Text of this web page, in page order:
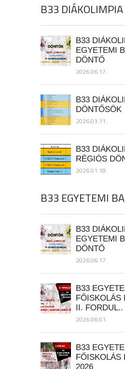
B33 DIÁKOLIMPIA
B33
EGYETEMI
DÖNTŐ
2026.06.17.
B33
DÖNTŐSÖK
2026.03.11.
B33
RÉGIÓS
2026.01.18.
B33 EGYETEMI
B33
EGYETEMI
DÖNTŐ
2026.06.17.
B33
FŐISKOLÁS
II. FORDUL..
2026.06.01.
B33
FŐISKOLÁS
2026